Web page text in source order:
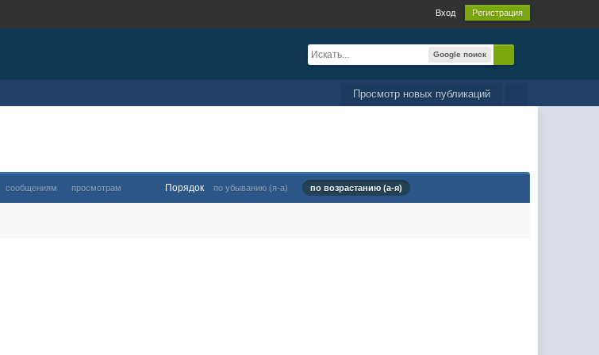
Вход Регистрация
Google поиск
Просмотр новых публикаций
сообщениям просмотрам Порядок по убыванию (я-а) по возрастанию (а-я)